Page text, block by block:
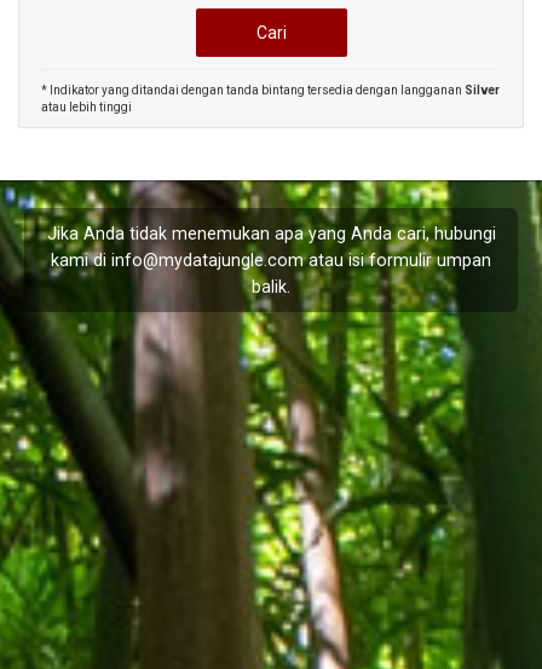
* Indikator yang ditandai dengan tanda bintang tersedia dengan langganan Silver
atau lebih tinggi
Jika Anda tidak menemukan apa yang Anda cari, hubungi
kami di info@mydatajungle.comatau isi formulirumpan
balik